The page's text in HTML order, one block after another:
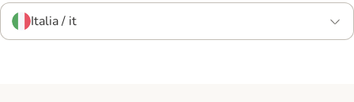
Italia / it